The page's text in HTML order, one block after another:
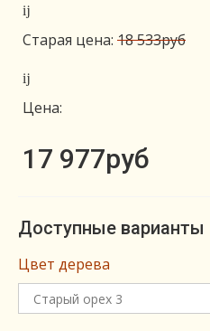
Старая цена: 18 533руб
Цена:
17 977руб
Доступные варианты
Цвет дерева